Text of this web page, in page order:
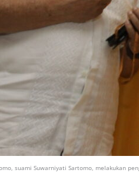
suami Suwarniyati Sartomo, melakukan